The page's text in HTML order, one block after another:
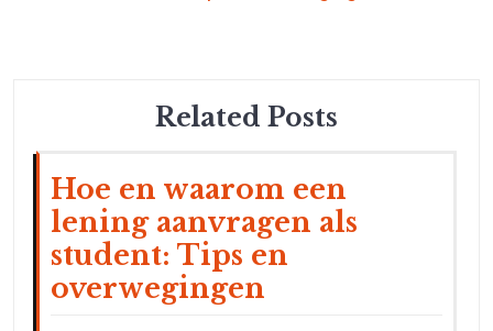
Related Posts
Hoe en waarom een
lening aanvragen als
student: Tips en
overwegingen